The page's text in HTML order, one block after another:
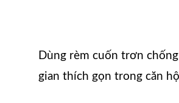
Dùng rèm cuốn trơn
gian thích gọn trong căn